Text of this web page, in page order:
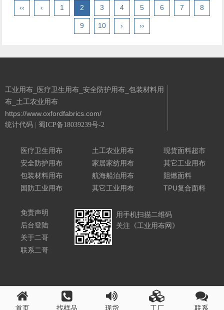
‹‹ ‹ 1 2 3 4 5 6 7 8
9 10 › ››
工业用布_医疗卫生用布_安全防护用布_包装材料用
布_土工农业用布
https://www.oxfordfabrics.com/
统计代码 蜀ICP备18039239号-2
医疗卫生用布
安全防护用布
包装材料用布
国防工业用布
土工农业用布
家居家纺用布
航海船泊用布
其它工业用布
现货面料超市
其它工业用布
阻燃面料
TPU复合面料
免责声明
后台登陆
关于二哥
联系二哥
用手机扫描二维码
关注《工业用布网》
首页 找样品 现货 工厂 联系